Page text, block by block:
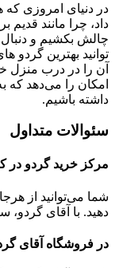
در دنیای امروزی
داد، چرا مانند قدیم
چالش بکشیم و
توانید بهترین گردو
آن را در درب منزل
امکان را می‌دهد که
داشته باشیم.
سئوالات متداول
مرکز خرید گردو در
شما می‌توانید از
دهید. با آقای
در فروشگاه آقای